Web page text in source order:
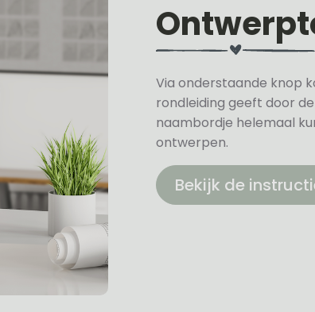
Via onderstaande knop
rondleiding geeft door
naambordje helemaal
ontwerpen.
Bekijk de